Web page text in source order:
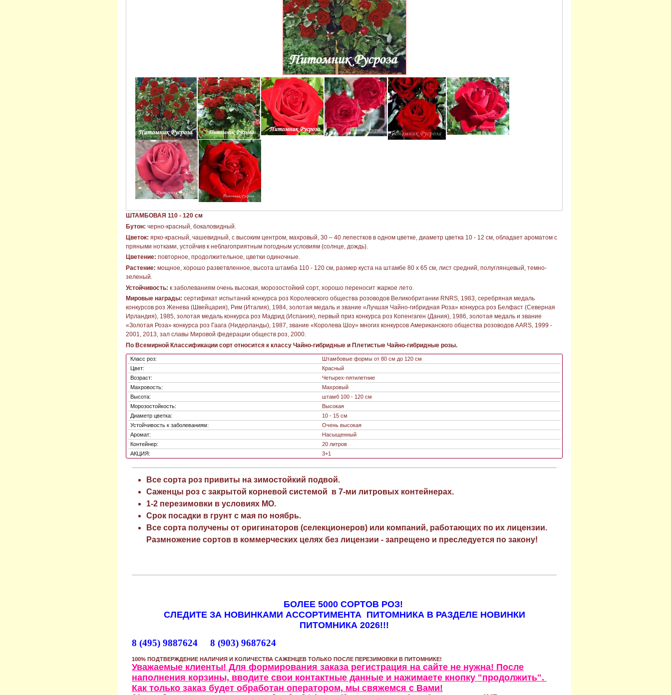
ШТАМБОВАЯ 110 - 120 см
Бутон: черно-красный, бокаловидный.
Цветок: ярко-красный, чашевидный, с высоким центром, махровый, 30 – 40 лепестков в одном цветке, диаметр цветка 10 - 12 см, обладает ароматом с
пряными нотками, устойчив к неблагоприятным погодным условиям (солнце, дождь).
Цветение: повторное, продолжительное, цветки одиночные.
Растение: мощное, хорошо разветвленное, высота штамба 110 - 120 см, размер куста на штамбе 80 х 65 см, лист средний, полуглянцевый, темно-
зеленый.
Устойчивость: к заболеваниям очень высокая, морозостойкий сорт, хорошо переносит жаркое лето.
Мировые награды: сертификат испытаний конкурса роз Королевского общества розоводов Великобритании RNRS, 1983, серебряная медаль
конкурсов роз Женева (Швейцария), Рим (Италия), 1984, золотая медаль и звание «Лучшая Чайно-гибридная Роза» конкурса роз Белфаст (Северная
Ирландия), 1985, золотая медаль конкурса роз Мадрид (Испания), первый приз конкурса роз Копенгаген (Дания), 1986, золотая медаль и звание
«Золотая Роза» конкурса роз Гаага (Нидерланды), 1987, звание «Королева Шоу» многих конкурсов Американского общества розоводов AARS, 1999 -
2001, 2013, зал славы Мировой федерации обществ роз, 2000.
По Всемирной Классификации сорт относится к классу Чайно-гибридные и Плетистые Чайно-гибридные розы.
Класс роз:
Штамбовые формы от 80 см до 120 см
Цвет:
Красный
Возраст:
Четырех-пятилетние
Махровость:
Махровый
Высота:
штамб 100 - 120 см
Морозостойкость:
Высокая
Диаметр цветка:
10 - 15 см
Устойчивость к заболеваниям:
Очень высокая
Аромат:
Насыщенный
Контейнер:
20 литров
АКЦИЯ:
3+1
Все сорта роз привиты на зимостойкий подвой.
Саженцы роз с закрытой корневой системой в 7-ми литровых контейнерах.
1-2 перезимовки в условиях МО.
Срок посадки в грунт с мая по ноябрь.
Все сорта получены от оригинаторов (селекционеров) или компаний, работающих по их лицензии.
Размножение сортов в коммерческих целях без лицензии - запрещено и преследуется по закону!
БОЛЕЕ 5000 СОРТОВ РОЗ!
СЛЕДИТЕ ЗА НОВИНКАМИ АССОРТИМЕНТА ПИТОМНИКА В РАЗДЕЛЕ НОВИНКИ
ПИТОМНИКА 2026!!!
8 (495) 9887624 8 (903) 9687624
100% ПОДТВЕРЖДЕНИЕ НАЛИЧИЯ И КОЛИЧЕСТВА САЖЕНЦЕВ ТОЛЬКО ПОСЛЕ ПЕРЕЗИМОВКИ В ПИТОМНИКЕ!
Уважаемые клиенты! Для формирования заказа регистрация на сайте не нужна! После
наполнения корзины, вводите свои контактные данные и нажимаете кнопку "продолжить".
Как только заказ будет обработан оператором, мы свяжемся с Вами!